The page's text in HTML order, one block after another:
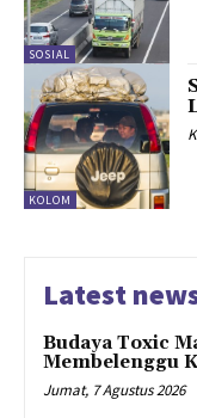
SOSIAL
KOLOM
Latest
Budaya Toxic
Membelenggu
Jumat, 7 Agustus 2026